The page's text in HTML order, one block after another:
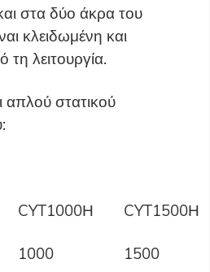
στα δύο άκρα του
κλειδωμένη και
λειτουργία.
απλού στατικού
CYT1000Η CYT1500Η
1000 1500